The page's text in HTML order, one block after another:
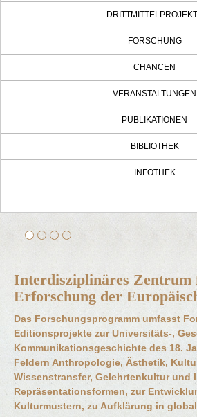
FORSCHUNG
CHANCEN
VERANSTALTUNGEN
PUBLIKATIONEN
BIBLIOTHEK
INFOTHEK
Interdisziplinäres Zentrum
Erforschung der
Das Forschungsprogramm umfasst
Editionsprojekte zur Universitäts-,
Kommunikationsgeschichte des 18.
Feldern Anthropologie, Ästhetik,
Wissenstransfer, Gelehrtenkultur und
Repräsentationsformen, zur
Kulturmustern, zu Aufklärung in